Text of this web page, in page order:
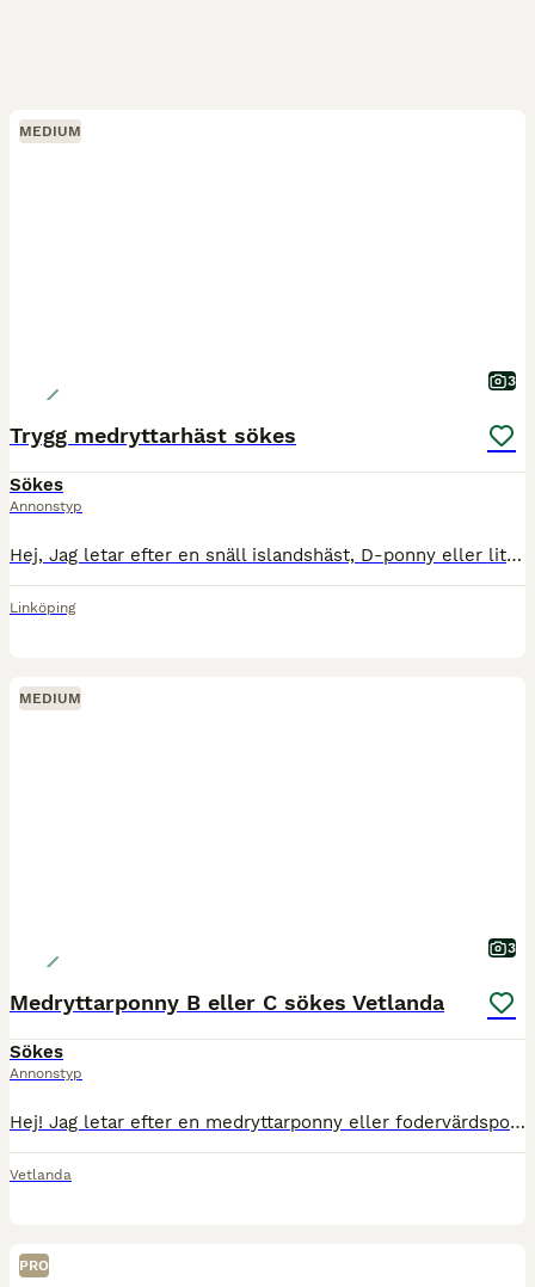
MEDIUM
3
Trygg medryttarhäst sökes
Sökes
Annonstyp
Hej, Jag letar efter en snäll islandshäst, D-ponny eller liten storhäst att vara medryttare på ca 1-2 dagar i veckan. Jag har de senaste åren varit inriktad mot islandshäst och även ägt en islandshäst
Linköping
MEDIUM
3
Medryttarponny B eller C sökes Vetlanda
Sökes
Annonstyp
Hej! Jag letar efter en medryttarponny eller fodervärdsponny (B- eller C-ponny) till min 12-åriga dotter (f 2014, ca 150 cm). Hon har ridit i flera år och har en stadig, välbalanserad sits och mjuka,
Vetlanda
PRO